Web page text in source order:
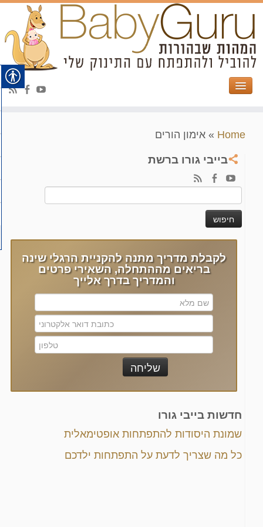
Home
» אימון הורים
בייבי גורו ברשת
לקבלת מדריך מתנה להקניית הרגלי שינה
בריאים מההתחלה, השאירי פרטים
והמדריך בדרך אלייך
חדשות בייבי גורו
שמונת היסודות להתפתחות אופטימאלית
כל מה שצריך לדעת על התפתחות ילדכם